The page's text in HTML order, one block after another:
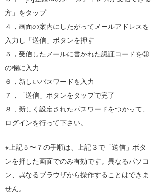
方」をタップ
４，画面の案内にしたがってメールアドレスを
入力し「送信」ボタンを押す
５，受信したメールに書かれた認証コードを③
の欄に入力
６，新しいパスワードを入力
７，「送信」ボタンをタップで完了
８，新しく設定されたパスワードをつかって、
ログインを行って下さい。
※上記５〜７の手順は、上記３で「送信」ボタ
ンを押した画面でのみ有効です。異なるパソコ
ン、異なるブラウザから操作することはできま
せん。
リアルタイム風予報
お知らせ
2026.07.31
リアルタイム風予報が1kmメッシュへ進
化！風にシビアな釣りをもっと安全・快
適に
2026.07.10
7月20日（月・海の日）カスタマーサポ
ート休業のお知らせ
募集終了「ワールドウィング横浜」のオ
ープンと指導士募集について
2026.06.18
津波警報・注意報が発令された際、震源